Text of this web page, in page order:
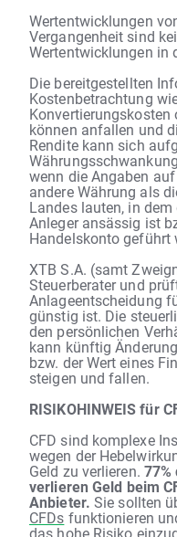
Wertentwicklungen
Vergangenheit sind
Wertentwicklungen in
Die bereitgestellten
Kostenbetrachtung
Konvertierungskosten
können anfallen und
Rendite kann sich
wenn die Angaben
andere Währung als
Landes lauten, in
Anleger ansässig ist
Handelskonto geführt
XTB S.A. (samt
Steuerberater und
Anlageentscheidung
günstig ist. Die
den persönlichen
kann künftig
bzw. der Wert eines
steigen und fallen.
RISIKOHINWEIS für
CFD sind komplexe
wegen der
Geld zu verlieren.
verlieren Geld beim
Anbieter. Sie sollten
CFDs funktionieren
das hohe Risiko